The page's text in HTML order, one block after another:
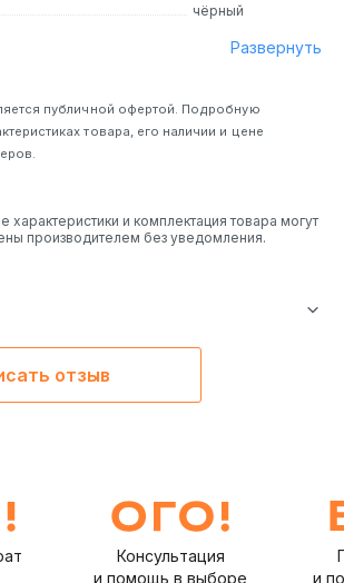
чёрный
Развернуть
публичной офертой. Подробную
товара, его наличии и цене
характеристики и комплектация товара могут
производителем без уведомления.
отзыв
Консультация
и помощь в выборе
и